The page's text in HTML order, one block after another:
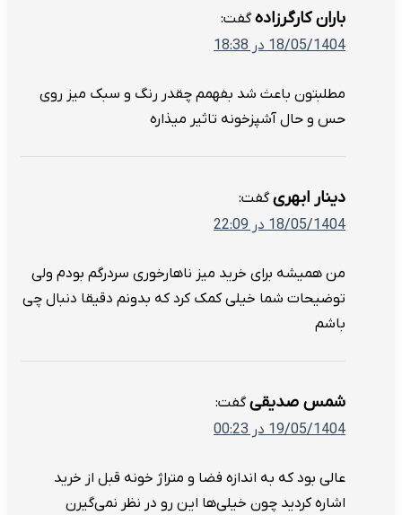
باران کارگرزاده گفت:
18/05/1404 در 18:38
مطلبتون باعث شد بفهمم چقدر رنگ و سبک میز روی
حس و حال آشپزخونه تاثیر میذاره
دینار ابهری گفت:
18/05/1404 در 22:09
من همیشه برای خرید میز ناهارخوری سردرگم بودم ولی
توضیحات شما خیلی کمک کرد که بدونم دقیقا دنبال چی
باشم
شمس صدیقی گفت:
19/05/1404 در 00:23
عالی بود که به اندازه فضا و متراژ خونه قبل از خرید
اشاره کردید چون خیلی‌ها این رو در نظر نمی‌گیرن